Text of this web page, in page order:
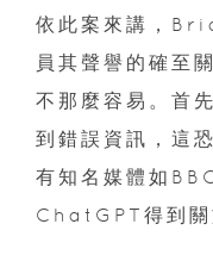
依此案來講，
員其聲譽的確至
不那麼容易。首
到錯誤資訊，這
有知名媒體如
ChatGPT得到關